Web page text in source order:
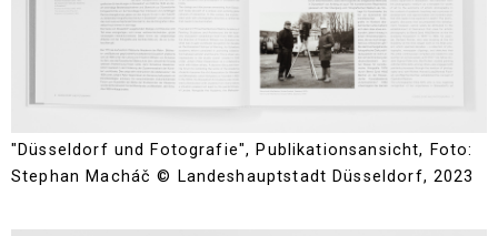
"Düsseldorf und Fotografie", Publikationsansicht, Foto:
Stephan Macháč © Landeshauptstadt Düsseldorf, 2023